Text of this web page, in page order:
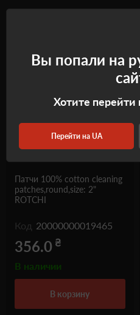
Патчи 100% cotton cleaning
patches,round,size: 2"
ROTCHI
Код 20000000019465
356.0 ₴
В наличии
в корзину
Вы попали на
Хотите перейти
Перейти на UA